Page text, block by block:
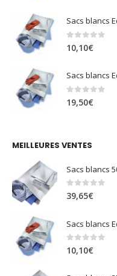
Sacs blancs
0sur 5
10,10€
Sacs blancs
0sur 5
19,50€
MEILLEURES VENTES
Sacs blancs
0sur 5
39,65€
Sacs blancs
0sur 5
10,10€